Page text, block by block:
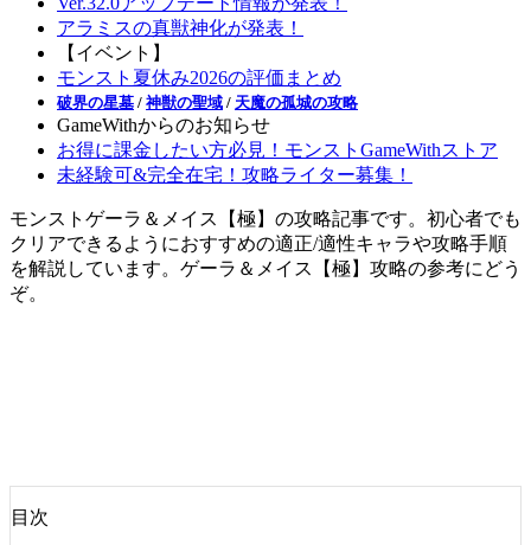
アラミスの真獣神化が発表！
【イベント】
モンスト夏休み2026の評価まとめ
破界の星墓 / 神獣の聖域 / 天魔の孤城の攻略
GameWithからのお知らせ
お得に課金したい方必見！モンストGameWithストア
未経験可&完全在宅！攻略ライター募集！
モンストゲーラ＆メイス【極】の攻略記事です。初心者でも
クリアできるようにおすすめの適正/適性キャラや攻略手順
を解説しています。ゲーラ＆メイス【極】攻略の参考にどう
ぞ。
目次